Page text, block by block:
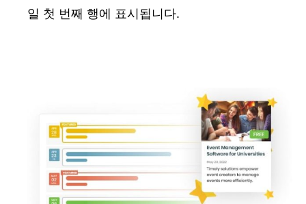
일 첫 번째 행에 표시됩니다.